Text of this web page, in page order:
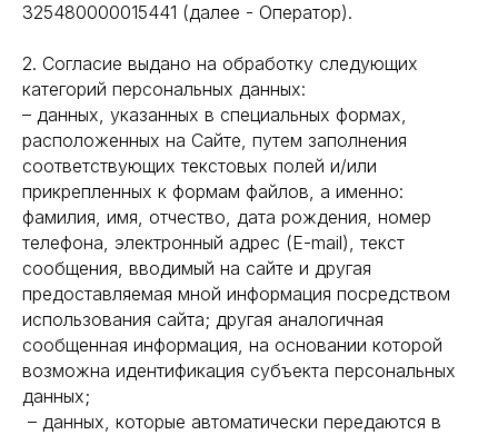
325480000015441 (далее - Оператор).
2. Согласие выдано на обработку следующих
категорий персональных данных:
– данных, указанных в специальных формах,
расположенных на Сайте, путем заполнения
соответствующих текстовых полей и/или
прикрепленных к формам файлов, а именно:
фамилия, имя, отчество, дата рождения, номер
телефона, электронный адрес (E-mail), текст
сообщения, вводимый на сайте и другая
предоставляемая мной информация посредством
использования сайта; другая аналогичная
сообщенная информация, на основании которой
возможна идентификация субъекта персональных
данных;
– данных, которые автоматически передаются в